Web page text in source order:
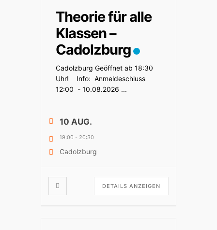
Theorie für alle
Klassen –
Cadolzburg
Cadolzburg Geöffnet ab 18:30
Uhr! Info: Anmeldeschluss
12:00 - 10.08.2026 ...
10 AUG.
19:00 - 20:30
Cadolzburg
DETAILS ANZEIGEN